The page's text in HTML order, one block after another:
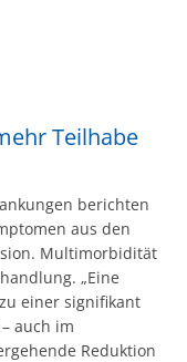
Teilhabe
berichten
aus den
Multimorbidität
„Eine
einer signifikant
auch im
Reduktion